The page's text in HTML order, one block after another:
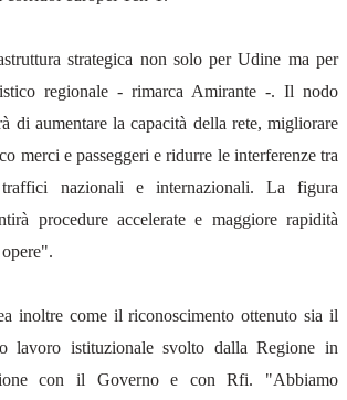
strategica non solo per Udine ma per
regionale - rimarca Amirante -. Il nodo
di aumentare la capacità della rete, migliorare
merci e passeggeri e ridurre le interferenze tra
nazionali e internazionali. La figura
procedure accelerate e maggiore rapidità
inoltre come il riconoscimento ottenuto sia il
lavoro istituzionale svolto dalla Regione in
con il Governo e con Rfi. "Abbiamo